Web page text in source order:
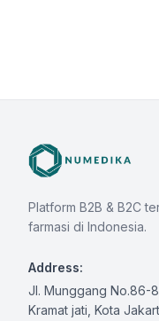
Platform B2B & B2C
farmasi di Indonesia.
Address:
Jl. Munggang No.86-
Kramat jati, Kota